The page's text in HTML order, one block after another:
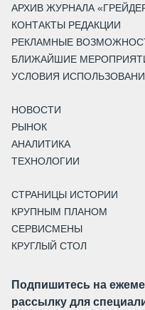
АРХИВ ЖУРНАЛА
КОНТАКТЫ РЕДАКЦИИ
РЕКЛАМНЫЕ
БЛИЖАЙШИЕ
УСЛОВИЯ
НОВОСТИ
РЫНОК
АНАЛИТИКА
ТЕХНОЛОГИИ
СТРАНИЦЫ ИСТОРИИ
КРУПНЫМ ПЛАНОМ
СЕРВИСМЕНЫ
КРУГЛЫЙ СТОЛ
Подпишитесь на
рассылку для